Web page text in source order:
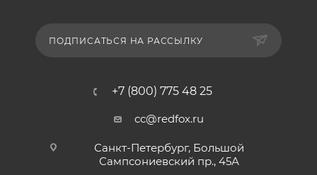
ПОДПИСАТЬСЯ НА РАССЫЛКУ
+7 (800) 775 48 25
cc@redfox.ru
Санкт-Петербург, Большой
Сампсониевский пр., 45А